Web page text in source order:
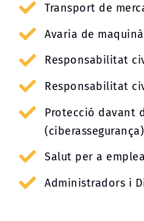
Transport de
Avaria de
Responsabilitat
Responsabilitat
Protecció davant
(ciberassegurança)
Salut per a
Administradors i